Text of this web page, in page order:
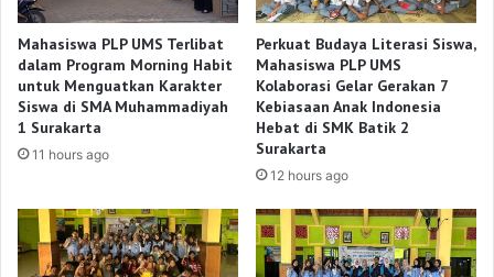
Mahasiswa PLP UMS Terlibat
dalam Program Morning Habit
untuk Menguatkan Karakter
Siswa di SMA Muhammadiyah
1 Surakarta
11 hours ago
Perkuat Budaya Literasi Siswa,
Mahasiswa PLP UMS
Kolaborasi Gelar Gerakan 7
Kebiasaan Anak Indonesia
Hebat di SMK Batik 2
Surakarta
12 hours ago